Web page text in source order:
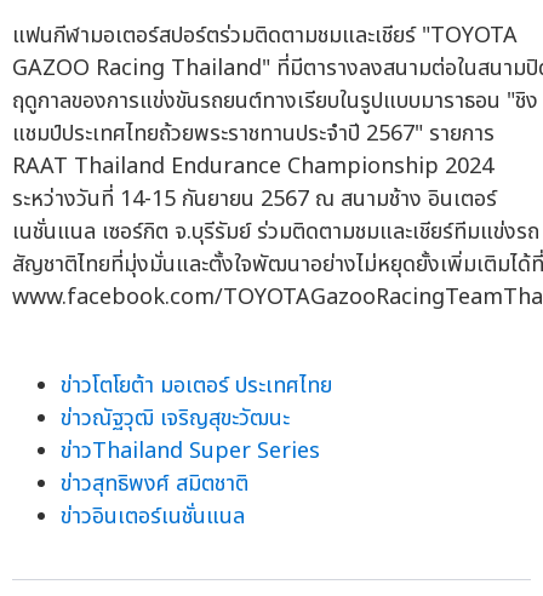
แฟนกีฬามอเตอร์สปอร์ตร่วมติดตามชมและเชียร์ "TOYOTA
GAZOO Racing Thailand" ที่มีตารางลงสนามต่อในสนาม
ฤดูกาลของการแข่งขันรถยนต์ทางเรียบในรูปแบบมาราธอน "ชิง
แชมป์ประเทศไทยถ้วยพระราชทานประจำปี 2567" รายการ
RAAT Thailand Endurance Championship 2024
ระหว่างวันที่ 14-15 กันยายน 2567 ณ สนามช้าง อินเตอร์
เนชั่นแนล เซอร์กิต จ.บุรีรัมย์ ร่วมติดตามชมและเชียร์ทีมแข่งรถ
สัญชาติไทยที่มุ่งมั่นและตั้งใจพัฒนาอย่างไม่หยุดยั้งเพิ่มเติมได้ที่
www.facebook.com/
ข่าวโตโยต้า มอเตอร์ ประเทศไทย
ข่าวณัฐวุฒิ เจริญสุขะวัฒนะ
ข่าวThailand Super Series
ข่าวสุทธิพงศ์ สมิตชาติ
ข่าวอินเตอร์เนชั่นแนล